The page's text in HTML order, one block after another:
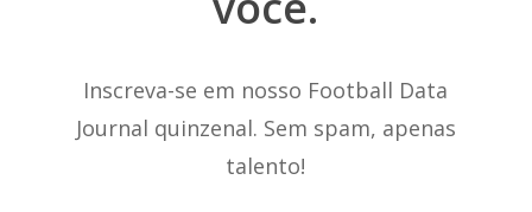
Inscreva-se em nosso Football Data
Journal quinzenal. Sem spam, apenas
talento!